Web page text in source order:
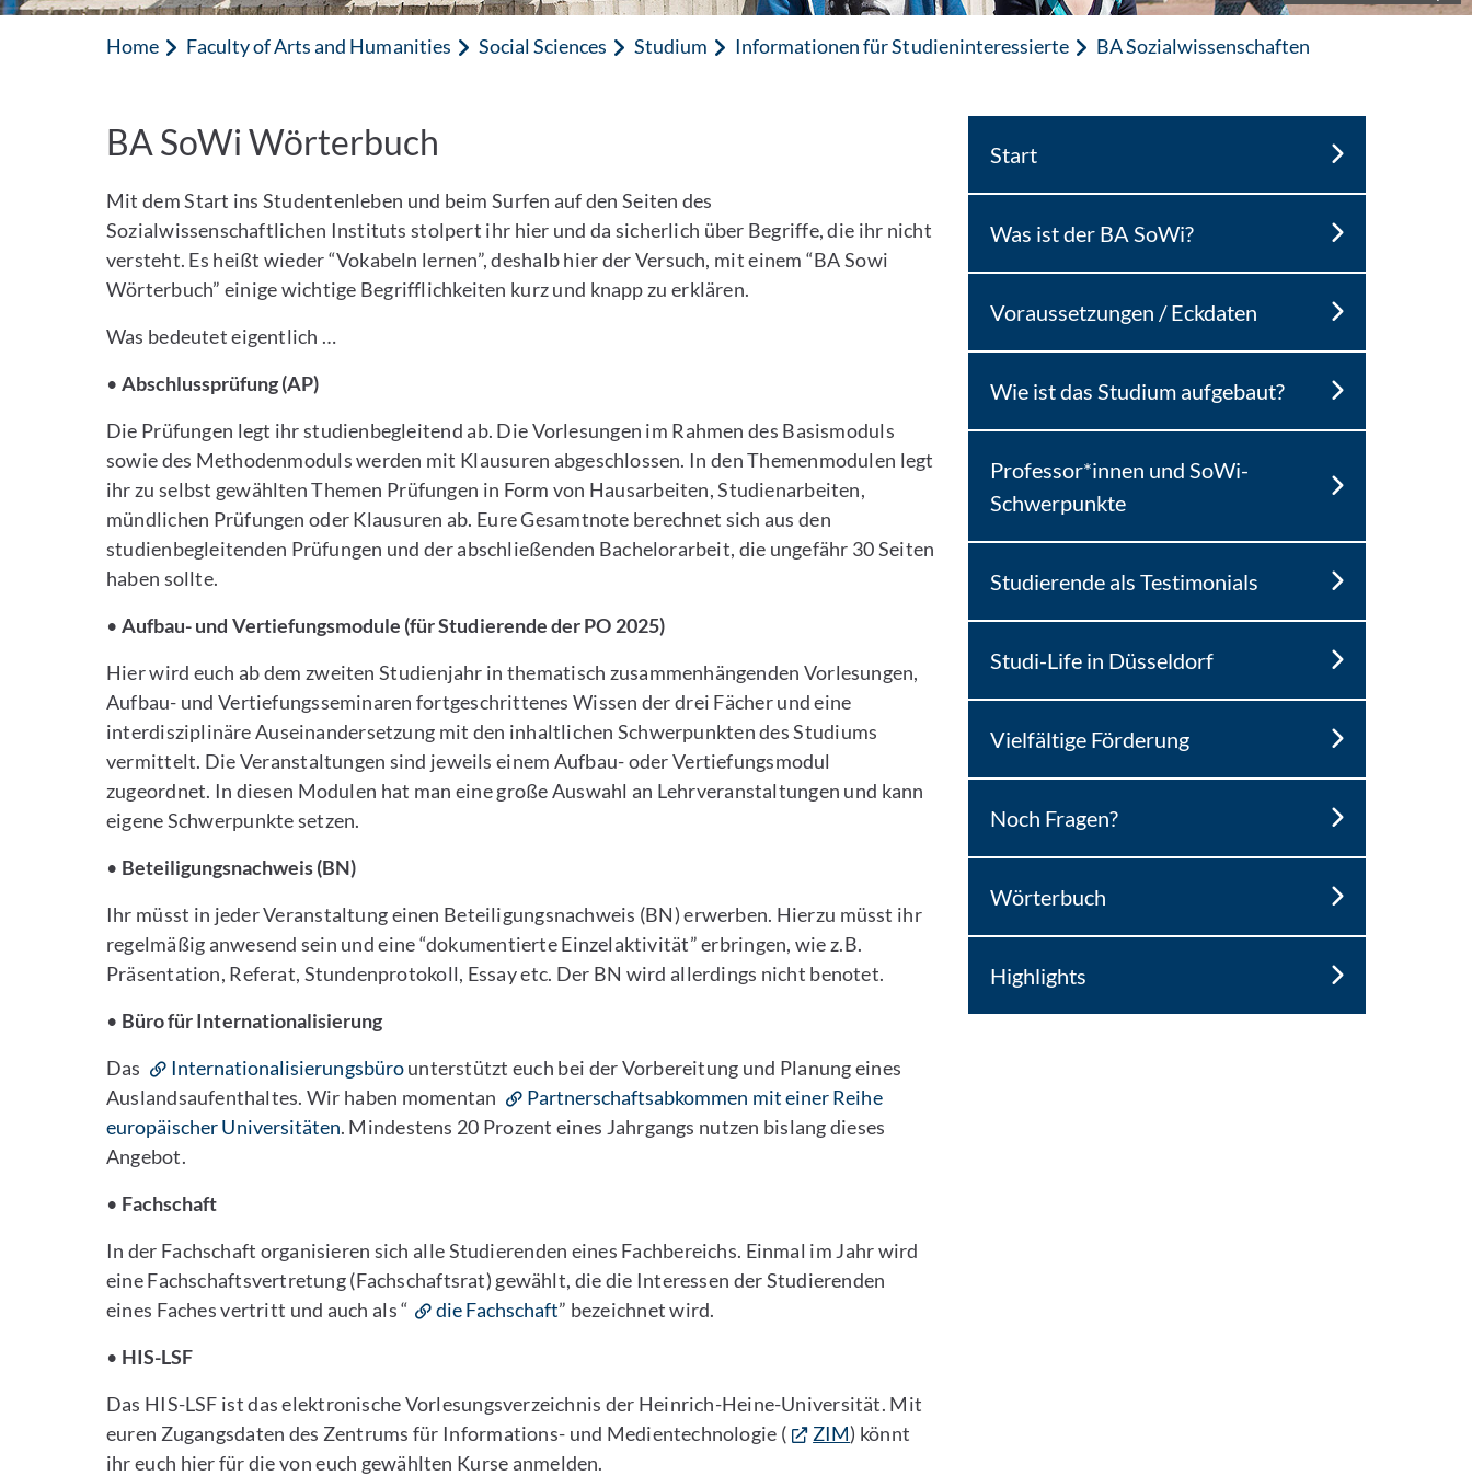
Home Faculty of Arts and Humanities Social Sciences Studium Informationen für Studieninteressierte BA Sozialwissenschaften
BA SoWi Wörterbuch
Mit dem Start ins Studentenleben und beim Surfen auf den Seiten des
Sozialwissenschaftlichen Instituts stolpert ihr hier und da sicherlich über Begriffe, die ihr nicht
versteht. Es heißt wieder “Vokabeln lernen”, deshalb hier der Versuch, mit einem “BA Sowi
Wörterbuch” einige wichtige Begrifflichkeiten kurz und knapp zu erklären.
Was bedeutet eigentlich …
• Abschlussprüfung (AP)
Die Prüfungen legt ihr studienbegleitend ab. Die Vorlesungen im Rahmen des Basismoduls
sowie des Methodenmoduls werden mit Klausuren abgeschlossen. In den Themenmodulen legt
ihr zu selbst gewählten Themen Prüfungen in Form von Hausarbeiten, Studienarbeiten,
mündlichen Prüfungen oder Klausuren ab. Eure Gesamtnote berechnet sich aus den
studienbegleitenden Prüfungen und der abschließenden Bachelorarbeit, die ungefähr 30 Seiten
haben sollte.
• Aufbau- und Vertiefungsmodule (für Studierende der PO 2025)
Hier wird euch ab dem zweiten Studienjahr in thematisch zusammenhängenden Vorlesungen,
Aufbau- und Vertiefungsseminaren fortgeschrittenes Wissen der drei Fächer und eine
interdisziplinäre Auseinandersetzung mit den inhaltlichen Schwerpunkten des Studiums
vermittelt. Die Veranstaltungen sind jeweils einem Aufbau- oder Vertiefungsmodul
zugeordnet. In diesen Modulen hat man eine große Auswahl an Lehrveranstaltungen und kann
eigene Schwerpunkte setzen.
• Beteiligungsnachweis (BN)
Ihr müsst in jeder Veranstaltung einen Beteiligungsnachweis (BN) erwerben. Hierzu müsst ihr
regelmäßig anwesend sein und eine “dokumentierte Einzelaktivität” erbringen, wie z.B.
Präsentation, Referat, Stundenprotokoll, Essay etc. Der BN wird allerdings nicht benotet.
• Büro für Internationalisierung
Das
Internationalisierungsbürounterstützt euch bei der Vorbereitung und Planung eines
Auslandsaufenthaltes. Wir haben momentan
Partnerschaftsabkommen mit einer Reihe
europäischer Universitäten. Mindestens 20 Prozent eines Jahrgangs nutzen bislang dieses
Angebot.
• Fachschaft
In der Fachschaft organisieren sich alle Studierenden eines Fachbereichs. Einmal im Jahr wird
eine Fachschaftsvertretung (Fachschaftsrat) gewählt, die die Interessen der Studierenden
eines Faches vertritt und auch als “
die Fachschaft” bezeichnet wird.
• HIS-LSF
Das HIS-LSF ist das elektronische Vorlesungsverzeichnis der Heinrich-Heine-Universität. Mit
euren Zugangsdaten des Zentrums für Informations- und Medientechnologie (
ZIM) könnt
ihr euch hier für die von euch gewählten Kurse anmelden.
Start
Was ist der BA SoWi?
Voraussetzungen / Eckdaten
Wie ist das Studium aufgebaut?
Professor*innen und SoWi-
Schwerpunkte
Studierende als Testimonials
Studi-Life in Düsseldorf
Vielfältige Förderung
Noch Fragen?
Wörterbuch
Highlights